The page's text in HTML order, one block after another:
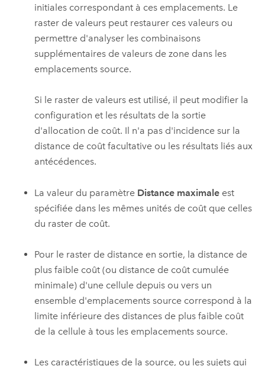
initiales correspondant à ces emplacements. Le
raster de valeurs peut restaurer ces valeurs ou
permettre d'analyser les combinaisons
supplémentaires de valeurs de zone dans les
emplacements source.
Si le raster de valeurs est utilisé, il peut modifier la
configuration et les résultats de la sortie
d'allocation de coût. Il n'a pas d'incidence sur la
distance de coût facultative ou les résultats liés aux
antécédences.
La valeur du paramètre Distance maximale est
spécifiée dans les mêmes unités de coût que celles
du raster de coût.
Pour le raster de distance en sortie, la distance de
plus faible coût (ou distance de coût cumulée
minimale) d'une cellule depuis ou vers un
ensemble d'emplacements source correspond à la
limite inférieure des distances de plus faible coût
de la cellule à tous les emplacements source.
Les caractéristiques de la source, ou les sujets qui